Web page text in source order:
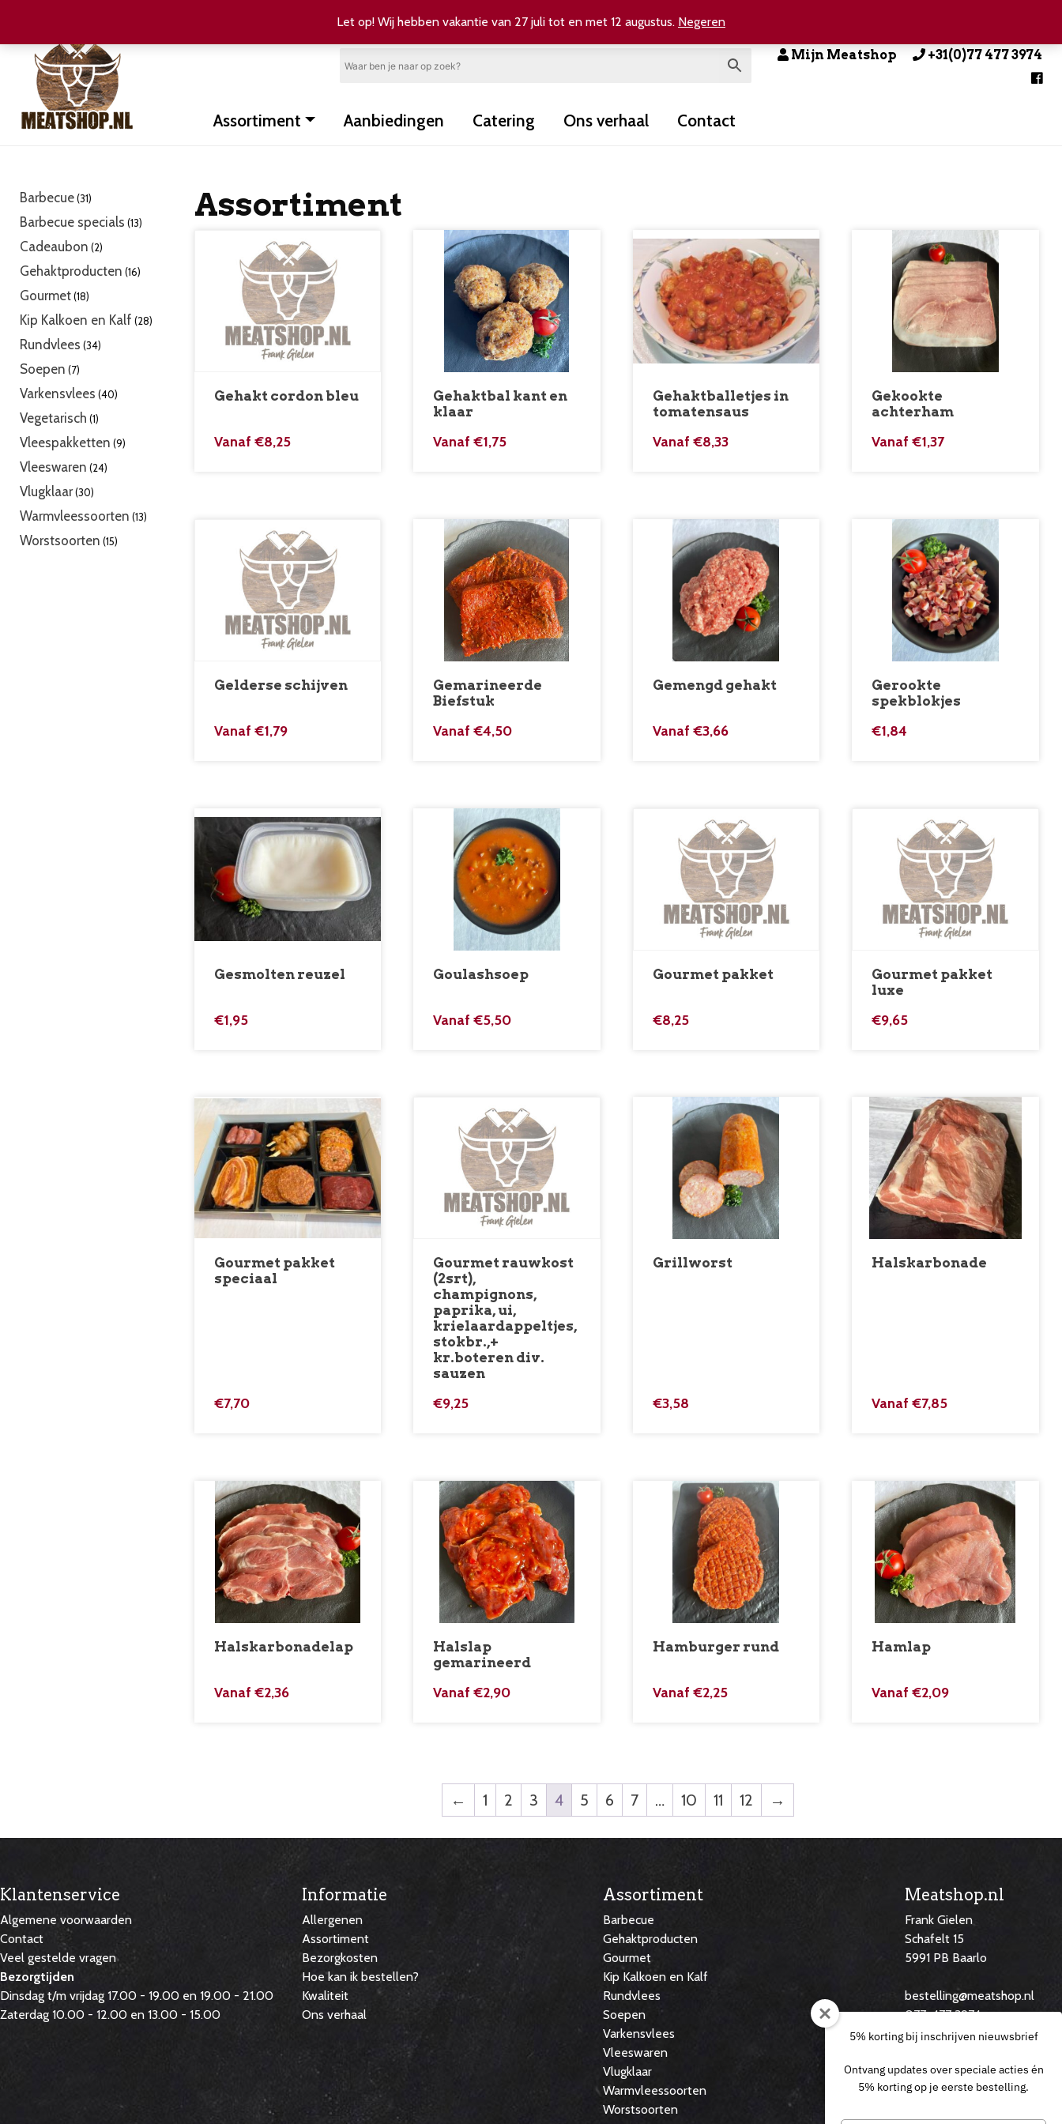
Mijn Meatshop +31(0)77 477 3974
Assortiment Aanbiedingen Catering Ons verhaal Contact
Barbecue 3131
Barbecue specials 1313
Cadeaubon 22
Gehaktproducten 1616
Gourmet 1818
Kip Kalkoen en Kalf 2828
Rundvlees 3434
Soepen 77
Varkensvlees 4040
Vegetarisch 11
Vleespakketten 99
Vleeswaren 2424
Vlugklaar 3030
Warmvleessoorten 1313
Worstsoorten 1515
Assortiment
Gehakt cordon bleu
Vanaf €8,25
Gehaktbal kant en
klaar
Vanaf€1,75
Gehaktballetjes in
tomatensaus
Vanaf €8,33
Gekookte
achterham
Vanaf €1,37
Gelderse schijven
Vanaf €1,79
Gemarineerde
Biefstuk
Vanaf€4,50
Gemengd gehakt
Vanaf €3,66
Gerookte
spekblokjes
€1,84
Gesmolten reuzel
€1,95
Goulashsoep
Vanaf€5,50
Gourmet pakket
€8,25
Gourmet pakket
luxe
€9,65
Gourmet pakket
speciaal
€7,70
Gourmet rauwkost
(2srt),
champignons,
paprika, ui,
krielaardappeltjes,
stokbr.,+
kr.boteren div.
sauzen
€9,25
Grillworst
€3,58
Halskarbonade
Vanaf €7,85
Halskarbonadelap
Vanaf €2,36
Halslap
gemarineerd
Vanaf€2,90
Hamburger rund
Vanaf €2,25
Hamlap
Vanaf €2,09
← 1 2 3 4 5 6 7 … 10 11 12 →
Klantenservice
Algemene voorwaarden
Contact
Veel gestelde vragen
Bezorgtijden
Dinsdag t/m vrijdag 17.00 - 19.00 en 19.00 - 21.00
Zaterdag 10.00 - 12.00 en 13.00 - 15.00
Informatie
Allergenen
Assortiment
Bezorgkosten
Hoe kan ik bestellen?
Kwaliteit
Ons verhaal
Assortiment
Barbecue
Gehaktproducten
Gourmet
Kip Kalkoen en Kalf
Rundvlees
Soepen
Varkensvlees
Vleeswaren
Vlugklaar
Warmvleessoorten
Worstsoorten
Meatshop.nl
Frank Gielen
Schafelt 15
5991 PB Baarlo
bestelling@meatshop.nl
077-477 3974
06 29 14 60 46
5% korting bij inschrijven nieuwsbrief
Ontvang updates over speciale acties én
5% korting op je eerste bestelling.
Let op! Wij hebben vakantie van 27 juli tot en met 12 augustus. Negeren